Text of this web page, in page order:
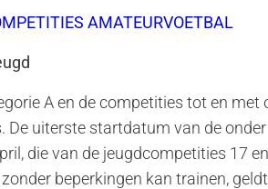
AMATEURVOETBAL
A en de competities tot en
De uiterste startdatum van de
die van de jeugdcompetities 17
beperkingen kan trainen,